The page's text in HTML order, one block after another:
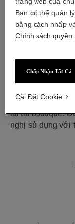
Các thiết kế này
lại tại boutique.
nghị sử dụng với
Bạn có thể quản
bằng cách nhấp
Chính sách quyền
Chấp Nhận Tất Cả
Cài Đặt Cookie